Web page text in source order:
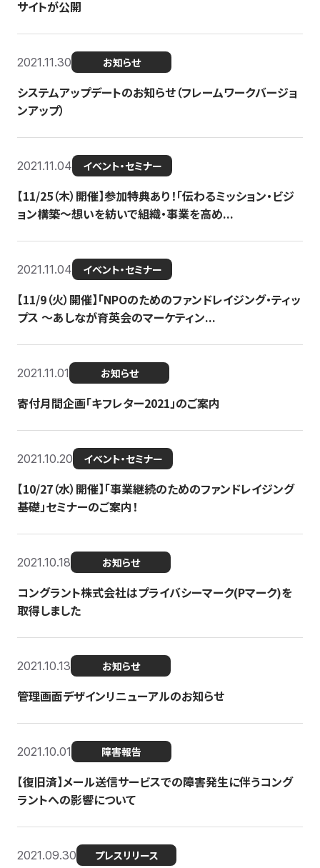
サイトが公開
2021.11.30 お知らせ
システムアップデートのお知らせ（フレームワークバージョ
ンアップ）
2021.11.04 イベント・セミナー
【11/25（木）開催】参加特典あり！「伝わるミッション・ビジ
ョン構築〜想いを紡いで組織・事業を高め...
2021.11.04 イベント・セミナー
【11/9（火）開催】「NPOのためのファンドレイジング・ティッ
プス 〜あしなが育英会のマーケティン...
2021.11.01 お知らせ
寄付月間企画「キフレター2021」のご案内
2021.10.20 イベント・セミナー
【10/27（水）開催】「事業継続のためのファンドレイジング
基礎」セミナーのご案内！
2021.10.18 お知らせ
コングラント株式会社はプライバシーマーク(Pマーク)を
取得しました
2021.10.13 お知らせ
管理画面デザインリニューアルのお知らせ
2021.10.01 障害報告
【復旧済】メール送信サービスでの障害発生に伴うコング
ラントへの影響について
2021.09.30 プレスリリース